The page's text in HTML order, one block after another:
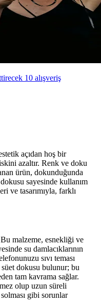
10 alışveriş
açıdan hoş bir
azaltır. Renk ve doku
ürün, dokunduğunda
sayesinde kullanım
ve tasarımıyla, farklı
malzeme, esnekliği ve
su damlacıklarının
sıvı teması
süet dokusu bulunur; bu
tam kavrama sağlar.
olup uzun süreli
gibi sorunlar